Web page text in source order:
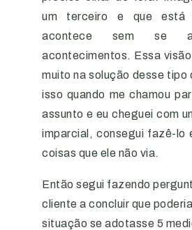
um terceiro e que está
acontece sem se
acontecimentos. Essa
muito na solução desse tipo
isso quando me chamou
assunto e eu cheguei com
imparcial, consegui fazê-lo
coisas que ele não via.
Então segui fazendo
cliente a concluir que
situação se adotasse 5